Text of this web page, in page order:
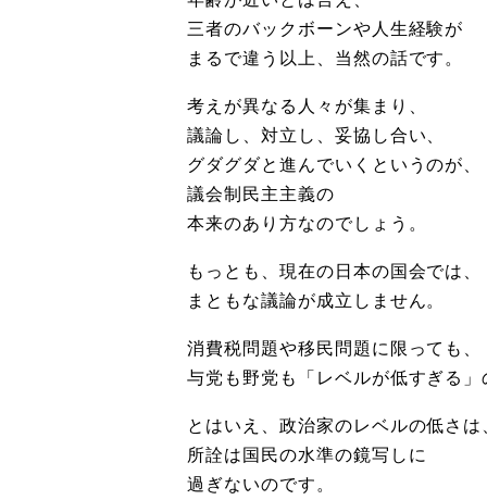
三者のバックボーンや人生経験が
まるで違う以上、当然の話です。
考えが異なる人々が集まり、
議論し、対立し、妥協し合い、
グダグダと進んでいくというのが、
議会制民主主義の
本来のあり方なのでしょう。
もっとも、現在の日本の国会では、
まともな議論が成立しません。
消費税問題や移民問題に限っても、
与党も野党も「レベルが低すぎる」
とはいえ、政治家のレベルの低さは
所詮は国民の水準の鏡写しに
過ぎないのです。